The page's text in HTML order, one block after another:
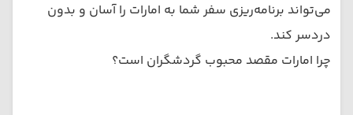
می‌تواند برنامه‌ریزی سفر شما به امارات را آسان و بدون
دردسر کند.
چرا امارات مقصد محبوب گردشگران است؟